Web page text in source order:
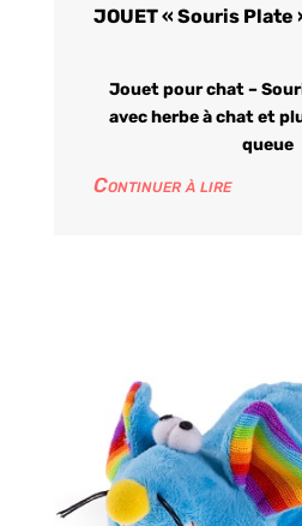
JOUET « Souris Plate
Jouet pour chat –
avec herbe à chat et
queue
Continuer à lire